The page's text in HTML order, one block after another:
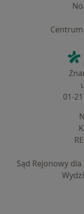
01-
Sąd Rejonowy